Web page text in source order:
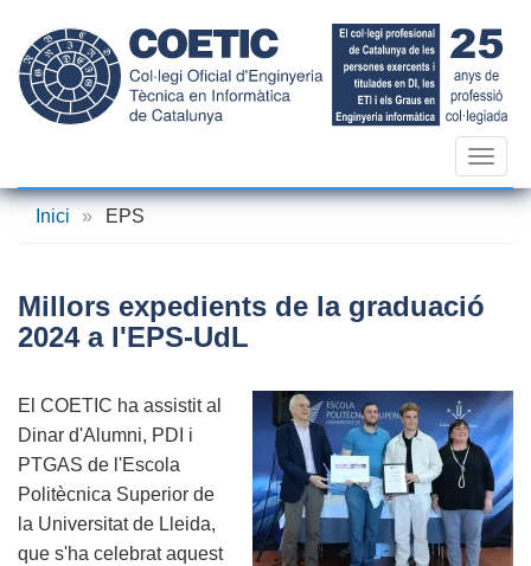
contingut
Inici
» EPS
Millors expedients de la graduació
2024 a l'EPS-UdL
El COETIC ha assistit al
Dinar d'Alumni, PDI i
PTGAS de l'Escola
Politècnica Superior de
la Universitat de Lleida,
que s'ha celebrat aquest